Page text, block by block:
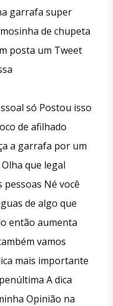
garrafa super
de chupeta
posta um Tweet
só Postou isso
de afilhado
a garrafa por um
que legal
pessoas Né você
de algo que
então aumenta
vamos
mais importante
A dica
Opinião na